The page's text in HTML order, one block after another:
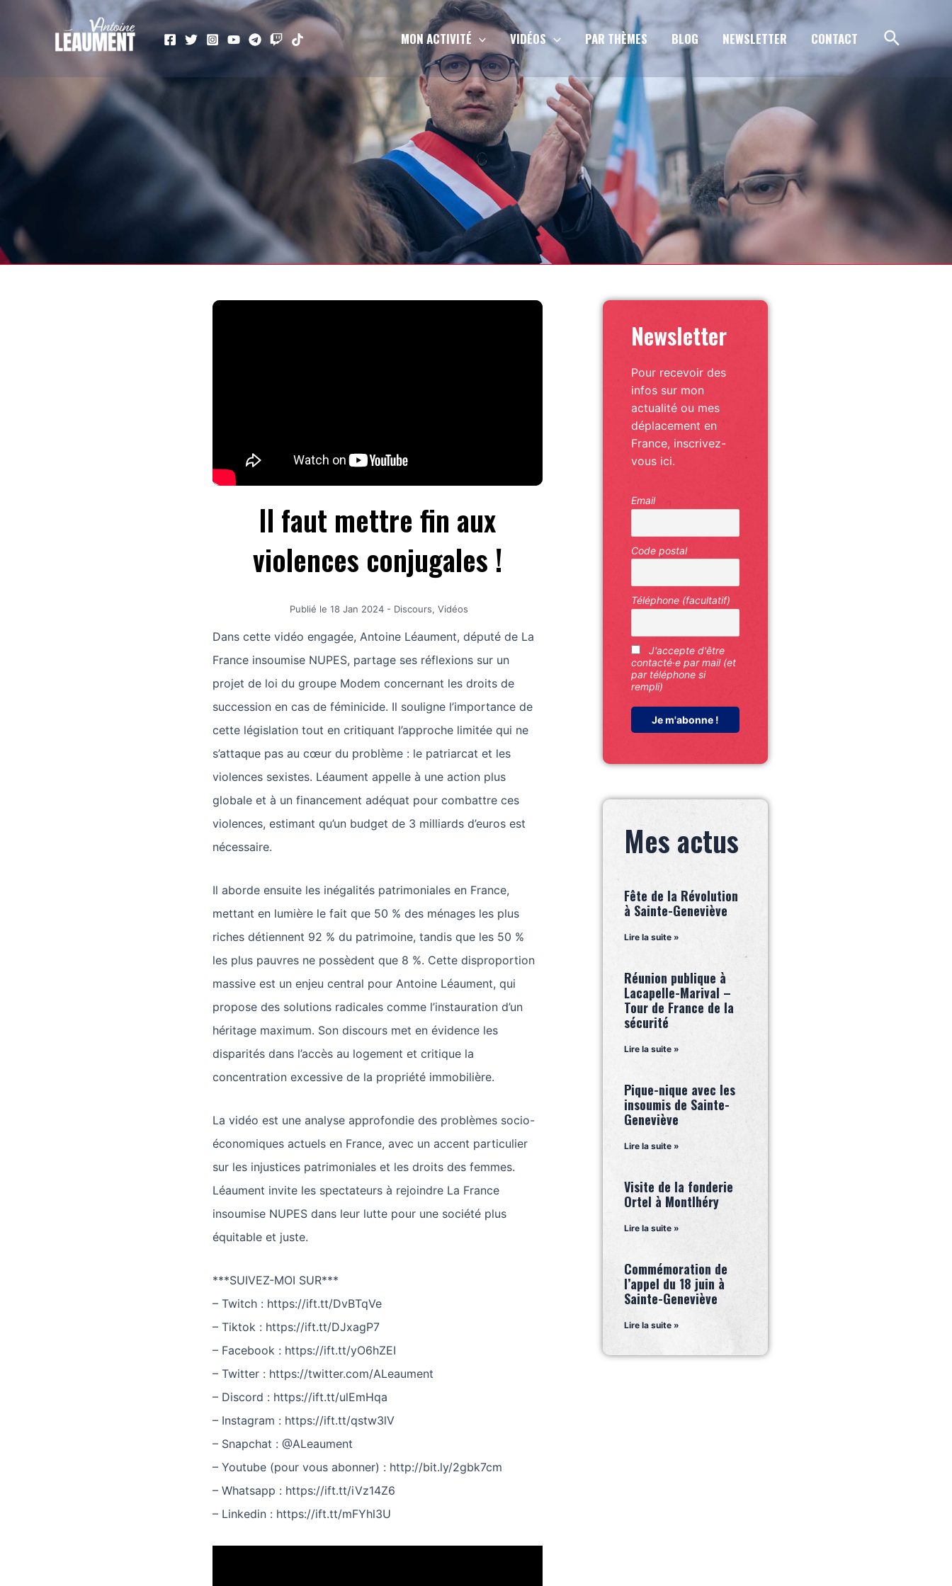
MON ACTIVITÉ VIDÉOS PAR THÈMES BLOG NEWSLETTER CONTACT
Il faut mettre fin aux
violences conjugales !
Publié le 18 Jan 2024 - Discours, Vidéos
Dans cette vidéo engagée, Antoine Léaument, député de La
France insoumise NUPES, partage ses réflexions sur un
projet de loi du groupe Modem concernant les droits de
succession en cas de féminicide. Il souligne l’importance de
cette législation tout en critiquant l’approche limitée qui ne
s’attaque pas au cœur du problème : le patriarcat et les
violences sexistes. Léaument appelle à une action plus
globale et à un financement adéquat pour combattre ces
violences, estimant qu’un budget de 3 milliards d’euros est
nécessaire.
Il aborde ensuite les inégalités patrimoniales en France,
mettant en lumière le fait que 50 % des ménages les plus
riches détiennent 92 % du patrimoine, tandis que les 50 %
les plus pauvres ne possèdent que 8 %. Cette disproportion
massive est un enjeu central pour Antoine Léaument, qui
propose des solutions radicales comme l’instauration d’un
héritage maximum. Son discours met en évidence les
disparités dans l’accès au logement et critique la
concentration excessive de la propriété immobilière.
La vidéo est une analyse approfondie des problèmes socio-
économiques actuels en France, avec un accent particulier
sur les injustices patrimoniales et les droits des femmes.
Léaument invite les spectateurs à rejoindre La France
insoumise NUPES dans leur lutte pour une société plus
équitable et juste.
***SUIVEZ-MOI SUR***
– Twitch : https://ift.tt/DvBTqVe
– Tiktok : https://ift.tt/DJxagP7
– Facebook : https://ift.tt/yO6hZEI
– Twitter : https://twitter.com/ALeaument
– Discord : https://ift.tt/ulEmHqa
– Instagram : https://ift.tt/qstw3lV
– Snapchat : @ALeaument
– Youtube (pour vous abonner) : http://bit.ly/2gbk7cm
– Whatsapp : https://ift.tt/iVz14Z6
– Linkedin : https://ift.tt/mFYhl3U
Newsletter
Pour recevoir des
infos sur mon
actualité ou mes
déplacement en
France, inscrivez-
vous ici.
Email
Code postal
Téléphone (facultatif)
J'accepte d'être
contacté·e par mail (et
par téléphone si
rempli)
Mes actus
Fête de la Révolution
à Sainte-Geneviève
Lire la suite »
Réunion publique à
Lacapelle-Marival –
Tour de France de la
sécurité
Lire la suite »
Pique-nique avec les
insoumis de Sainte-
Geneviève
Lire la suite »
Visite de la fonderie
Ortel à Montlhéry
Lire la suite »
Commémoration de
l’appel du 18 juin à
Sainte-Geneviève
Lire la suite »